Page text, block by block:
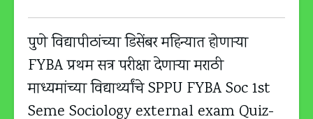
पुणे विद्यापीठांच्या डिसेंबर महिन्यात होणाऱ्या
FYBA प्रथम सत्र परीक्षा देणाऱ्या मराठी
माध्यमांच्या विद्यार्थ्यांचे SPPU FYBA Soc 1st
Seme Sociology external exam Quiz-